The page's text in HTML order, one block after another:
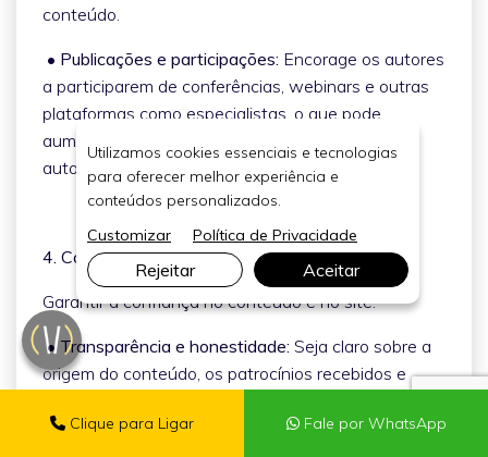
conteúdo.
• Publicações e participações: Encorage os autores
a participarem de conferências, webinars e outras
plataformas como especialistas, o que pode
aumentar a visibilidade e o reconhecimento da
autoridade.
4. Confiabilidade (Trust)
Garantir a confiança no conteúdo e no site:
• Transparência e honestidade: Seja claro sobre a
origem do conteúdo, os patrocínios recebidos e
inclui usar advertências apropriadas e declarações
Clique para Ligar Fale por WhatsApp
Utilizamos cookies essenciais e tecnologias
para oferecer melhor experiência e
conteúdos personalizados.
Customizar
Política de Privacidade
Rejeitar Aceitar